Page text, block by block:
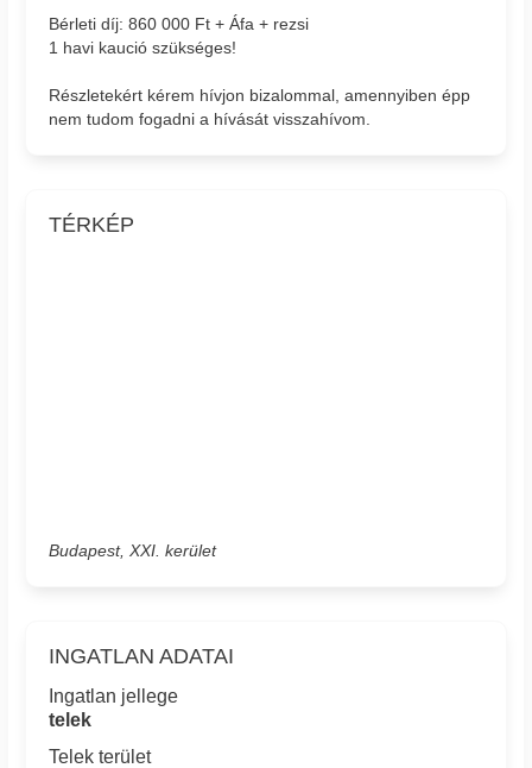
Bérleti díj: 860 000 Ft + Áfa + rezsi
1 havi kaució szükséges!
Részletekért kérem hívjon bizalommal, amennyiben épp
nem tudom fogadni a hívását visszahívom.
TÉRKÉP
Budapest, XXI. kerület
INGATLAN ADATAI
Ingatlan jellege
telek
Telek terület